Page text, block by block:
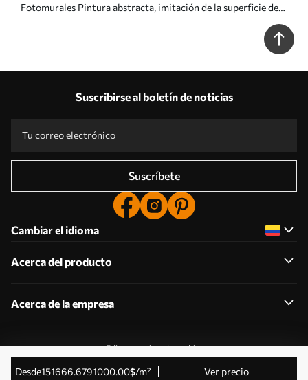
desde151666.6791000.00$/m² Ver precio
Fotomurales Pintura abstracta, imitación de la superficie de
Suscribirse al boletín de noticias
Suscríbete
Cambiar el idioma
Acerca del producto
Acerca de la empresa
Editar permisos de cookies
© 2011-2026 Uwalls . Todos los derechos reservados.